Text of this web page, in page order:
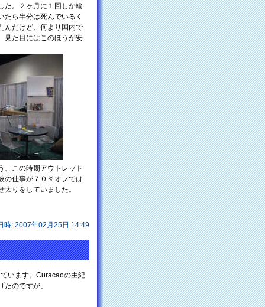
た。２ヶ月に１回しか輸
ら半分は死んでいるく
んだけど、何より国内で
見た目にはこのほうが安
、この時期アウトレット
の仕事が７０％オフでは
りをしていました。
時: 2007年02月25日 14:49
います。Curacaoの由紀
のですが、